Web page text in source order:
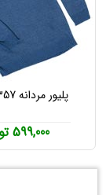
پلیور مردانه Solan 1357
599,000 تومان